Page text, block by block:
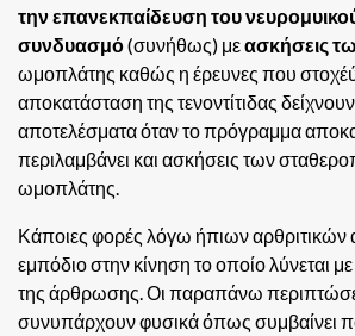
την επανεκπαίδευση του
συνδυασμό(συνήθως) μεασκήσεις
ωμοπλάτης καθώς η έρευνες που
αποκατάσταση της τενοντίτιδας
αποτελέσματα όταν το πρόγραμμα
περιλαμβάνει και ασκήσεις των
ωμοπλάτης.
Κάποιες φορές λόγω ήπιων αρθριτικών
εμπόδιο στην κίνηση το οποίο λύνεται
της άρθρωσης. Οι παραπάνω
συνυπάρχουν φυσικά όπως συμβαίνει